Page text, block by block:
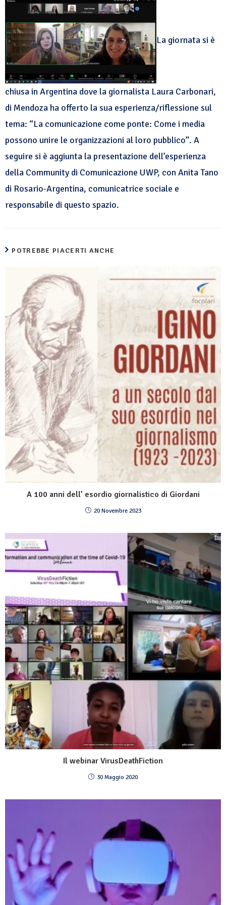
La giornata si è
chiusa in Argentina dove la giornalista Laura Carbonari,
di Mendoza ha offerto la sua esperienza/riflessione sul
tema: “La comunicazione come ponte: Come i media
possono unire le organizzazioni al loro pubblico”. A
seguire si è aggiunta la presentazione dell’esperienza
della Community di Comunicazione UWP, con Anita Tano
di Rosario-Argentina, comunicatrice sociale e
responsabile di questo spazio.
POTREBBE PIACERTI ANCHE
A 100 anni dell’ esordio giornalistico di Giordani
20 Novembre 2023
Il webinar VirusDeathFiction
30 Maggio 2020